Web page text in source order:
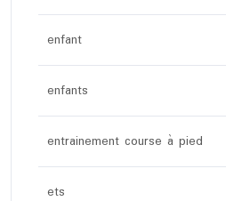
enfant
enfants
entrainement course à pied
ets